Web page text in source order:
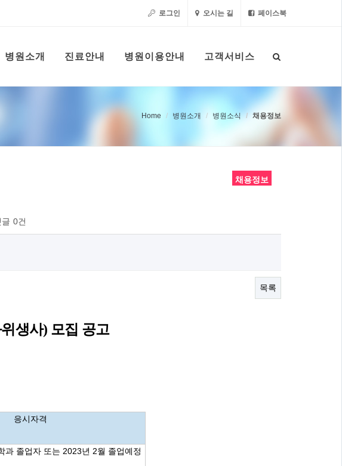
로그인 오시는 길 페이스북
병원소개 진료안내 병원이용안내 고객서비스
Home 병원소개 병원소식 채용정보
채용정보
글 0건
목록
생사) 모집 공고
응시자격
과 졸업자 또는 2023년 2월 졸업예정